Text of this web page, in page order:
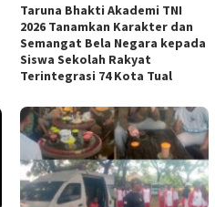
Taruna Bhakti Akademi TNI
2026 Tanamkan Karakter dan
Semangat Bela Negara kepada
Siswa Sekolah Rakyat
Terintegrasi 74 Kota Tual